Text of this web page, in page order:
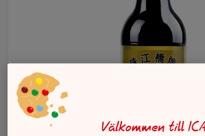
Välkommen till